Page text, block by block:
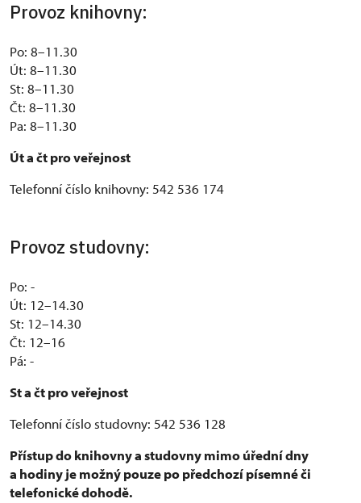
Provoz knihovny:
Po: 8–11.30
Út: 8–11.30
St: 8–11.30
Čt: 8–11.30
Pa: 8–11.30
Út a čt pro veřejnost
Telefonní číslo knihovny: 542 536 174
Provoz studovny:
Po: -
Út: 12–14.30
St: 12–14.30
Čt: 12–16
Pá: -
St a čt pro veřejnost
Telefonní číslo studovny: 542 536 128
Přístup do knihovny a studovny mimo úřední dny
a hodiny je možný pouze po předchozí písemné či
telefonické dohodě.